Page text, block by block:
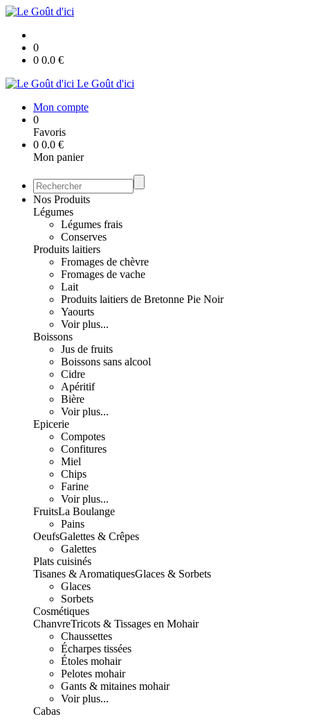
0
0 0.0 €
Le Goût d'ici
Mon compte
0
Favoris
0 0.0 €
Mon panier
Nos Produits
Légumes
Légumes frais
Conserves
Produits laitiers
Fromages de chèvre
Fromages de vache
Lait
Produits laitiers de Bretonne Pie Noir
Yaourts
Voir plus...
Boissons
Jus de fruits
Boissons sans alcool
Cidre
Apéritif
Bière
Voir plus...
Epicerie
Compotes
Confitures
Miel
Chips
Farine
Voir plus...
FruitsLa Boulange
Pains
OeufsGalettes & Crêpes
Galettes
Plats cuisinés
Tisanes & AromatiquesGlaces & Sorbets
Glaces
Sorbets
Cosmétiques
ChanvreTricots & Tissages en Mohair
Chaussettes
Écharpes tissées
Étoles mohair
Pelotes mohair
Gants & mitaines mohair
Voir plus...
Cabas